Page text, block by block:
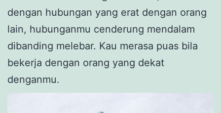
dengan hubungan yang erat dengan orang
lain, hubunganmu cenderung mendalam
dibanding melebar. Kau merasa puas bila
bekerja dengan orang yang dekat
denganmu.